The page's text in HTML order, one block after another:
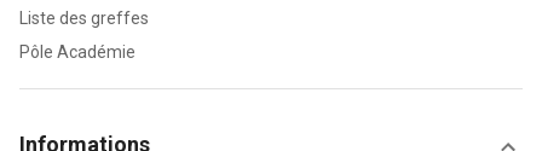
Liste des greffes
Pôle Académie
Informations